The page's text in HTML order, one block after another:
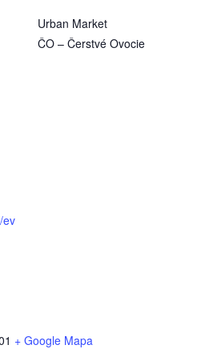
ev
+ Google Mapa
Urban Market
ČO – Čerstvé Ovocie